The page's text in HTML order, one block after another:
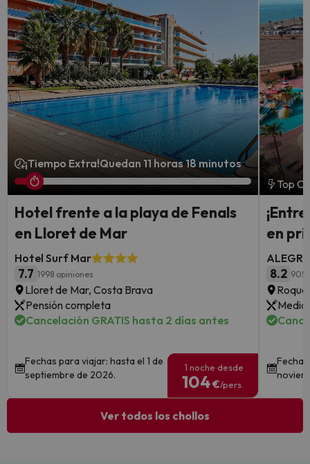
¡Tiempo Extra!Quedan 11 horas 18 minutos
Hotel frente a la playa de Fenals
en Lloret de Mar
Hotel Surf Mar
7.7 1998 opiniones
Lloret de Mar, Costa Brava
Pensión completa
Cancelación GRATIS hasta 2 días antes
Fechas para viajar: hasta el 1 de
septiembre de 2026.
1 noche desde
104€/pers.
Top
en
8.2
Media
Ver todos los chollos